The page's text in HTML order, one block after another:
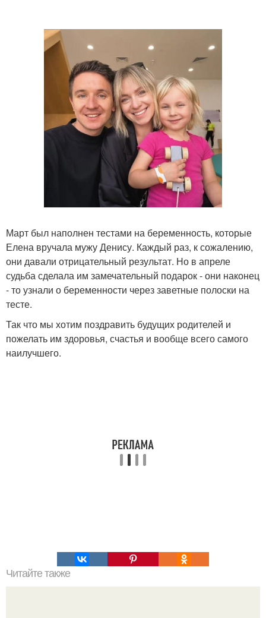
Март был наполнен тестами на беременность, которые
Елена вручала мужу Денису. Каждый раз, к сожалению,
они давали отрицательный результат. Но в апреле
судьба сделала им замечательный подарок - они наконец
- то узнали о беременности через заветные полоски на
тесте.
Так что мы хотим поздравить будущих родителей и
пожелать им здоровья, счастья и вообще всего самого
наилучшего.
Читайте также